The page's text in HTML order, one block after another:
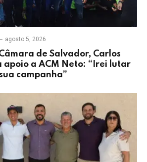
agosto 5, 2026
de Salvador, Carlos
apoio a ACM Neto: “Irei lutar
campanha”